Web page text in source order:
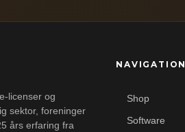
licenser og
sektor, foreninger
års erfaring fra
NAVIGATION
Shop
Software